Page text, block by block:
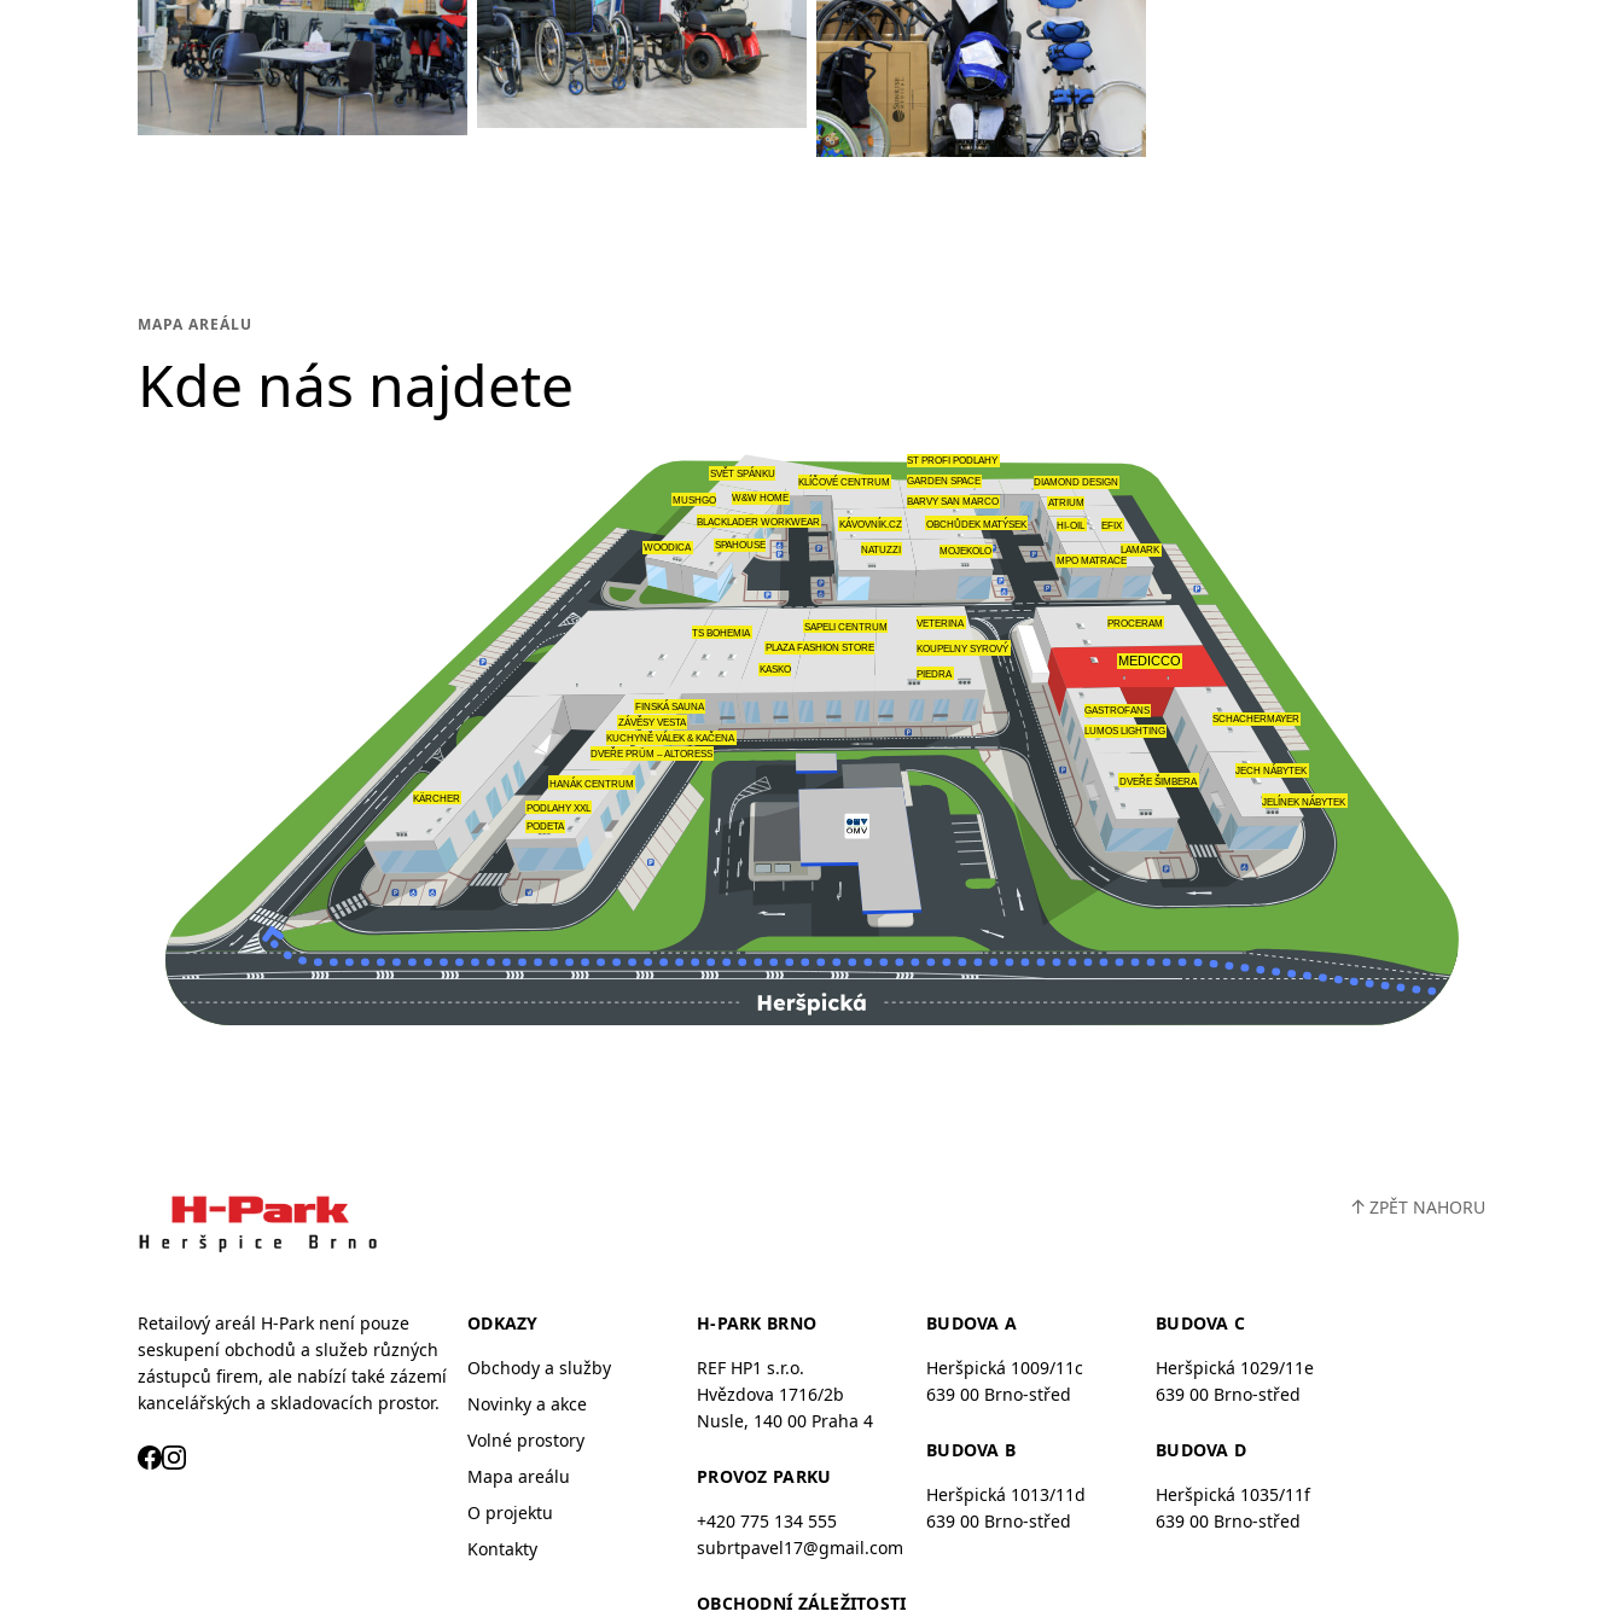
MAPA AREÁLU
Kde nás najdete
KÄRCHER
PODLAHY XXL
PODETA
HANÁK CENTRUM
DVEŘE PRÜM – ALTORESS
FINSKÁ SAUNA
ZÁVĚSY VESTA
KUCHYNĚ VÁLEK & KAČENA
TS BOHEMIA
KASKO
PLAZA FASHION STORE
SAPELI CENTRUM
KOUPELNY SYROVÝ
VETERINA
PIEDRA
DVEŘE ŠIMBERA
LUMOS LIGHTING
GASTROFANS
MEDICCO
PROCERAM
SCHACHERMAYER
JELÍNEK NÁBYTEK
JECH NÁBYTEK
WOODICA SPAHOUSE
MUSHGO
BLACKLADER WORKWEAR
W&W HOME
SVĚT SPÁNKU
KLÍČOVÉ CENTRUM
KÁVOVNÍK.CZ
NATUZZI MOJEKOLO
OBCHŮDEK MATÝSEK
BARVY SAN MARCO
GARDEN SPACE
ST PROFI PODLAHY
ATRIUM
HI-OIL
MPO MATRACE
DIAMOND DESIGN
EFIX
LAMARK
↑ ZPĚT NAHORU
Retailový areál H-Park není pouze
seskupení obchodů a služeb různých
zástupců firem, ale nabízí také zázemí
kancelářských a skladovacích prostor.
ODKAZY
Obchody a služby
Novinky a akce
Volné prostory
Mapa areálu
O projektu
Kontakty
H-PARK BRNO
REF HP1 s.r.o.
Hvězdova 1716/2b
Nusle, 140 00 Praha 4
PROVOZ PARKU
+420 775 134 555
subrtpavel17@gmail.com
OBCHODNÍ ZÁLEŽITOSTI
BUDOVA A
Heršpická 1009/11c
639 00 Brno-střed
BUDOVA B
Heršpická 1013/11d
639 00 Brno-střed
BUDOVA C
Heršpická 1029/11e
639 00 Brno-střed
BUDOVA D
Heršpická 1035/11f
639 00 Brno-střed